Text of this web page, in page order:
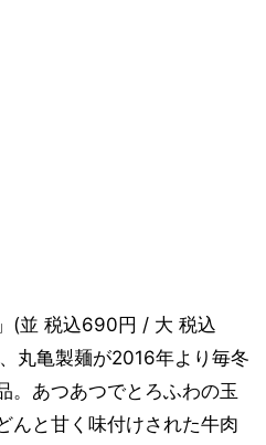
(並 税込690円 / 大 税込
丸亀製麺が2016年より毎冬
。あつあつでとろふわの玉
んと甘く味付けされた牛肉